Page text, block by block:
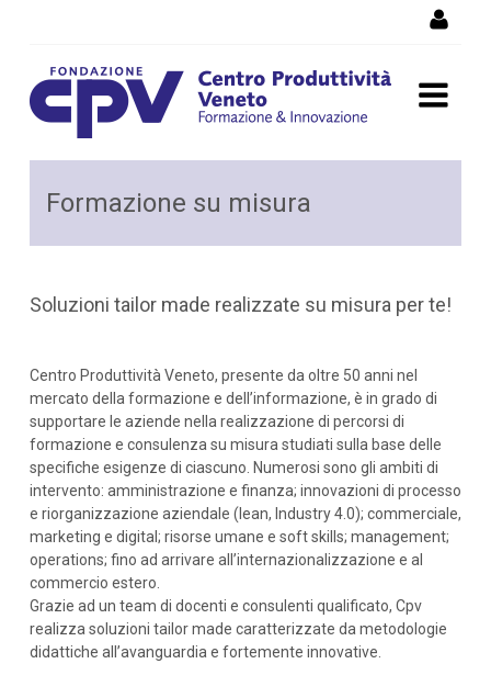
Attività formative in
azienda
Formazione su misura
Soluzioni tailor made realizzate su misura per te!
Centro Produttività Veneto, presente da oltre 50 anni nel
mercato della formazione e dell’informazione, è in grado di
supportare le aziende nella realizzazione di percorsi di
formazione e consulenza su misura studiati sulla base delle
specifiche esigenze di ciascuno. Numerosi sono gli ambiti di
intervento: amministrazione e finanza; innovazioni di processo
e riorganizzazione aziendale (lean, Industry 4.0); commerciale,
marketing e digital; risorse umane e soft skills; management;
operations; fino ad arrivare all’internazionalizzazione e al
commercio estero.
Grazie ad un team di docenti e consulenti qualificato, Cpv
realizza soluzioni tailor made caratterizzate da metodologie
didattiche all’avanguardia e fortemente innovative.